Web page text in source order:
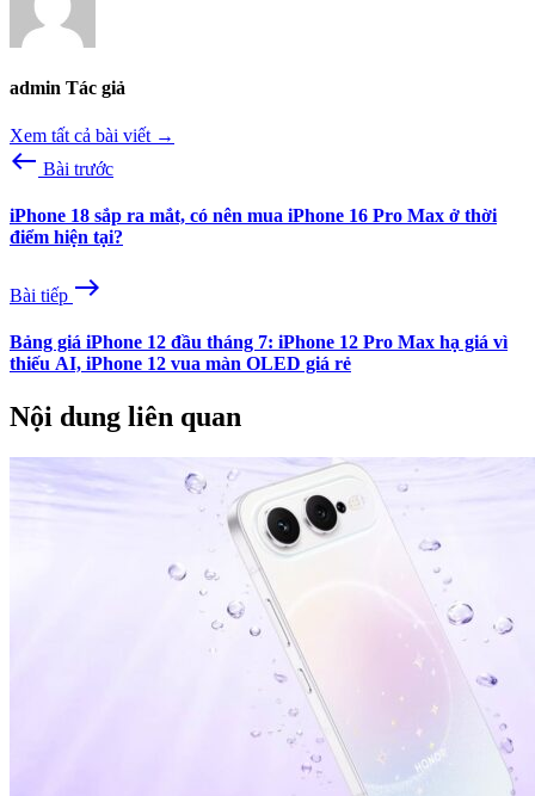
admin Tác giả
Xem tất cả bài viết →
west Bài trước
iPhone 18 sắp ra mắt, có nên mua iPhone 16 Pro Max ở thời
điểm hiện tại?
Bài tiếp east
Bảng giá iPhone 12 đầu tháng 7: iPhone 12 Pro Max hạ giá vì
thiếu AI, iPhone 12 vua màn OLED giá rẻ
Nội dung liên quan